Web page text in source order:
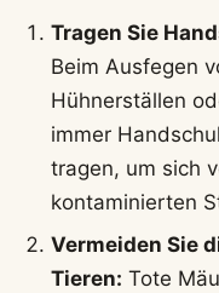
Tragen Sie
Beim Ausfegen
Hühnerställen
immer
tragen, um sich
kontaminierten
Vermeiden Sie
Tieren: Tote